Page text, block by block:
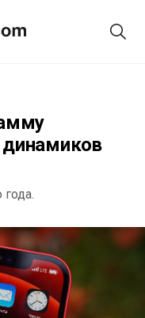
динамиков
года.